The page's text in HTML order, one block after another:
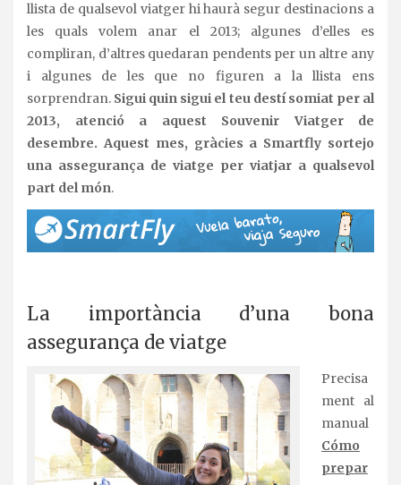
llista de qualsevol viatger hi haurà segur destinacions a
les quals volem anar el 2013; algunes d’elles es
compliran, d’altres quedaran pendents per un altre any
i algunes de les que no figuren a la llista ens
sorprendran. Sigui quin sigui el teu destí somiat per al
2013, atenció a aquest Souvenir Viatger de
desembre. Aquest mes, gràcies a Smartfly sortejo
una assegurança de viatge per viatjar a qualsevol
part del món.
La importància d’una bona
assegurança de viatge
Precisa
ment al
manual
Cómo
prepar